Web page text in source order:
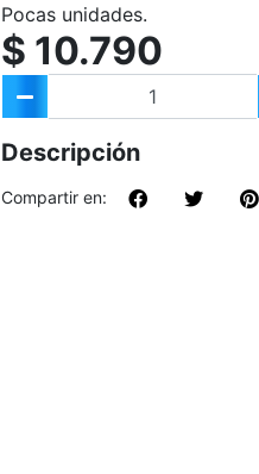
Pocas unidades.
$ 10.790
Descripción
Compartir en: